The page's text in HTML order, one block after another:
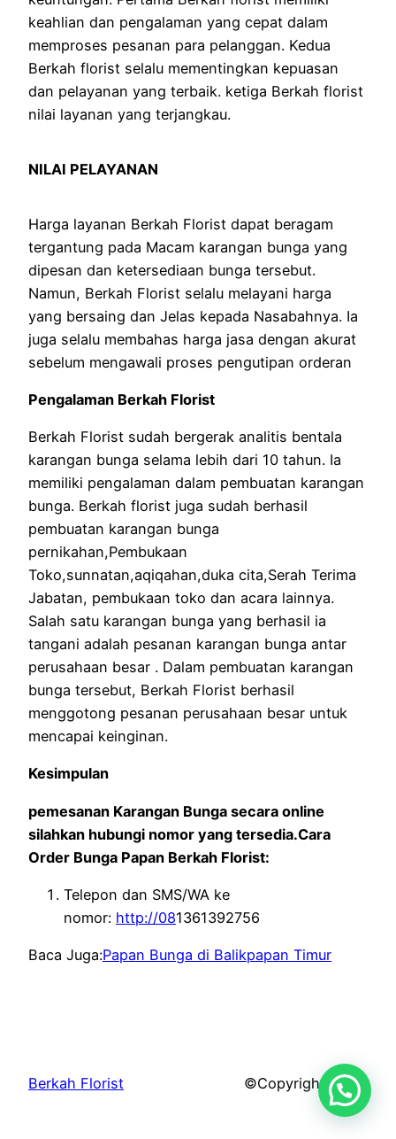
keahlian dan pengalaman yang cepat dalam
memproses pesanan para pelanggan. Kedua
Berkah florist selalu mementingkan kepuasan
dan pelayanan yang terbaik. ketiga Berkah florist
nilai layanan yang terjangkau.
NILAI PELAYANAN
Harga layanan Berkah Florist dapat beragam
tergantung pada Macam karangan bunga yang
dipesan dan ketersediaan bunga tersebut.
Namun, Berkah Florist selalu melayani harga
yang bersaing dan Jelas kepada Nasabahnya. Ia
juga selalu membahas harga jasa dengan akurat
sebelum mengawali proses pengutipan orderan
Pengalaman Berkah Florist
Berkah Florist sudah bergerak analitis bentala
karangan bunga selama lebih dari 10 tahun. Ia
memiliki pengalaman dalam pembuatan karangan
bunga. Berkah florist juga sudah berhasil
pembuatan karangan bunga
pernikahan,Pembukaan
Toko,sunnatan,aqiqahan,duka cita,Serah Terima
Jabatan, pembukaan toko dan acara lainnya.
Salah satu karangan bunga yang berhasil ia
tangani adalah pesanan karangan bunga antar
perusahaan besar . Dalam pembuatan karangan
bunga tersebut, Berkah Florist berhasil
menggotong pesanan perusahaan besar untuk
mencapai keinginan.
Kesimpulan
pemesanan Karangan Bunga secara online
silahkan hubungi nomor yang tersedia.Cara
Order Bunga Papan Berkah Florist:
Telepon dan SMS/WA ke
nomor: http://081361392756
Baca Juga:Papan Bunga di Balikpapan Timur
Berkah Florist ©Copyright 2026.